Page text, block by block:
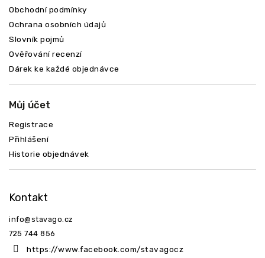
Obchodní podmínky
Ochrana osobních údajů
Slovník pojmů
Ověřování recenzí
Dárek ke každé objednávce
Můj účet
Registrace
Přihlášení
Historie objednávek
Kontakt
info@stavago.cz
725 744 856
https://www.facebook.com/stavagocz